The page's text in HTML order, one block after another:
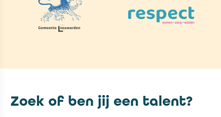
Zoek of ben jij een talent?